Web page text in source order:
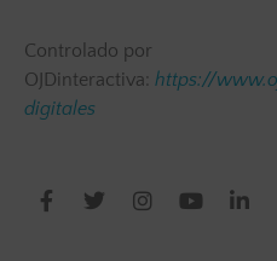
Controlado por
OJDinteractiva: https://
digitales